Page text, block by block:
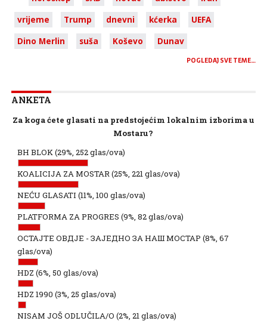
vrijeme
Trump dnevni kćerka
UEFA
Dino Merlin
suša Koševo Dunav
POGLEDAJ SVE TEME…
ANKETA
Za koga ćete glasati na predstojećim lokalnim izborima u
Mostaru?
BH BLOK(29%, 252 glas/ova)
KOALICIJA ZA MOSTAR(25%, 221 glas/ova)
NEĆU GLASATI (11%, 100 glas/ova)
PLATFORMA ZA PROGRES (9%, 82 glas/ova)
ОСТАЈТЕ ОВДЈЕ - ЗАЈЕДНО ЗА НАШ МОСТАР (8%, 67
glas/ova)
HDZ (6%, 50 glas/ova)
HDZ 1990 (3%, 25 glas/ova)
NISAM JOŠ ODLUČILA/O (2%, 21 glas/ova)